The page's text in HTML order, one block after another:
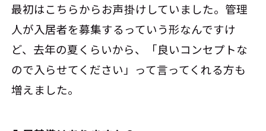
最初はこちらからお声掛けしていました。管理
人が入居者を募集するっていう形なんですけ
ど、去年の夏くらいから、「良いコンセプトな
ので入らせてください」って言ってくれる方も
増えました。